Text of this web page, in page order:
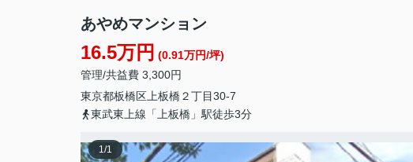
あやめマンション
16.5万円 (0.91万円/坪)
管理/共益費 3,300円
東京都板橋区 上板橋２丁目30-7
東武東上線「上板橋」駅徒歩3分
1/1